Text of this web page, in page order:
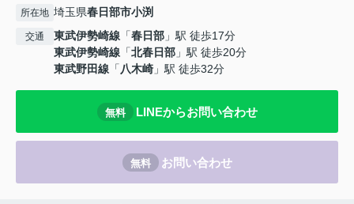
所在地 埼玉県春日部市小渕
交通 東武伊勢崎線 「春日部 」駅 徒歩17分
東武伊勢崎線 「北春日部 」駅 徒歩20分
東武野田線 「八木崎 」駅 徒歩32分
無料 LINEからお問い合わせ
無料 お問い合わせ